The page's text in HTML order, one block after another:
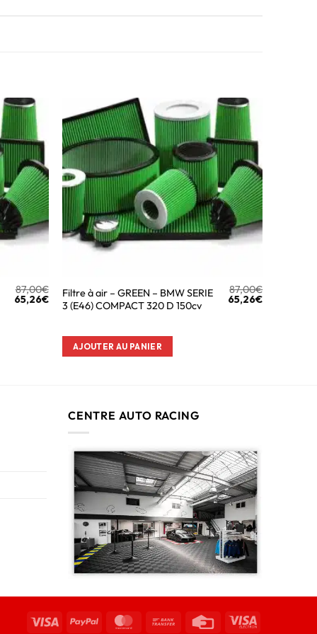
87,00€
65,26€
Filtre à air – GREEN – BMW SERIE
3 (E46) COMPACT 320 D 150cv
87,00€
65,26€
AJOUTER AU PANIER
CENTRE AUTO RACING